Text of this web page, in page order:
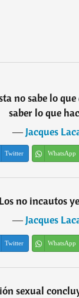
no sabe lo que
saber lo que
―Jacques
Twitter WhatsApp
no incautos
―Jacques
Twitter WhatsApp
sexual